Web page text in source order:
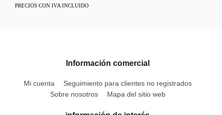
PRECIOS CON IVA INCLUIDO
Información comercial
Mi cuenta
Seguimiento para clientes no registrados
Sobre nosotros
Mapa del sitio web